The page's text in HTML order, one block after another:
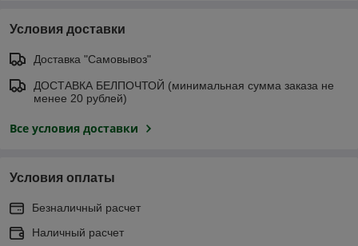
Условия доставки
Доставка "Самовывоз"
ДОСТАВКА БЕЛПОЧТОЙ (минимальная сумма заказа не
менее 20 рублей)
Все условия доставки
Условия оплаты
Безналичный расчет
Наличный расчет